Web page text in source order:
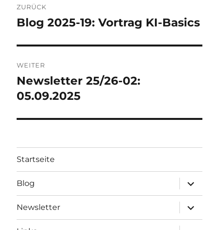
R
A
I
E
:
ZURÜCK
Vorheriger
Blog 2025-19: Vortrag KI-Basics
WEITER
Nächster
Beitrag:
Newsletter 25/26-02:
05.09.2025
Startseite
Blog
öffnen
Newsletter
öffnen